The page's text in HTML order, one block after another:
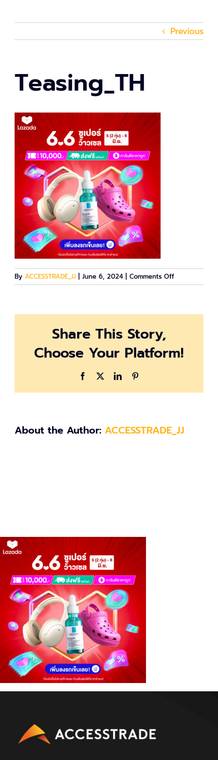
Previous
Teasing_TH
By ACCESSTRADE_JJ June 6, 2024 Comments Offon
Teasing_TH
Share This Story,
Choose Your Platform!
Facebook LinkedIn
About the Author: ACCESSTRADE_JJ